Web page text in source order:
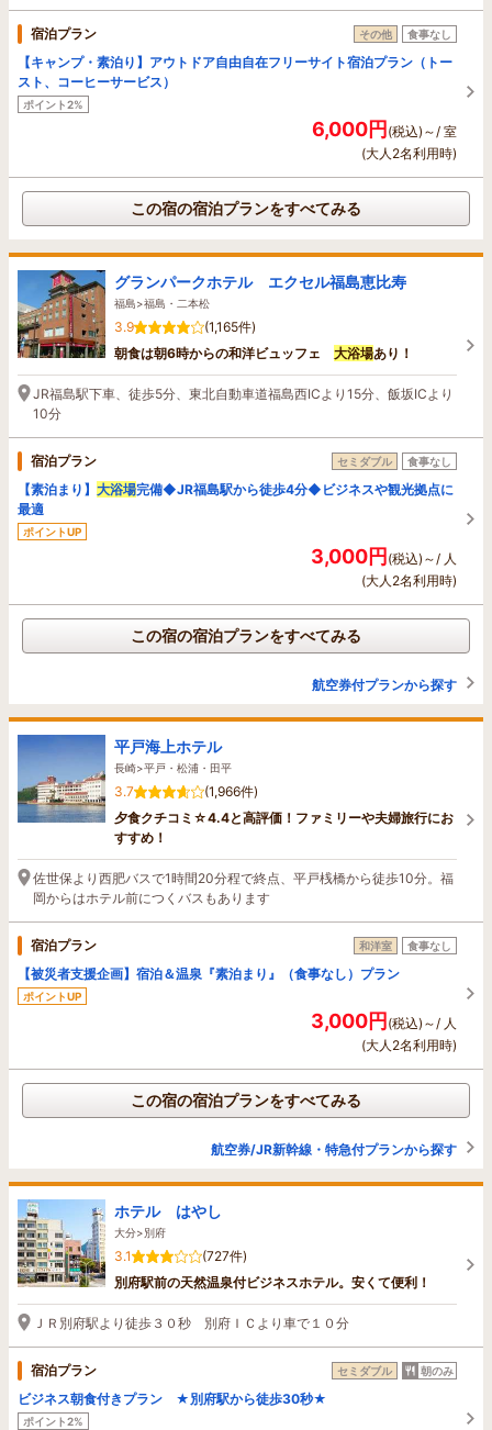
宿泊プラン その他 食事なし
【キャンプ・素泊り】アウトドア自由自在フリーサイト宿泊プラン（トー
スト、コーヒーサービス）
ポイント2%
6,000円(税込)～/ 室
(大人2名利用時)
この宿の宿泊プランをすべてみる
グランパークホテル エクセル福島恵比寿
福島>福島・二本松
3.9
(1,165件)
朝食は朝6時からの和洋ビュッフェ 大浴場あり！
JR福島駅下車、徒歩5分、東北自動車道福島西ICより15分、飯坂ICより
10分
宿泊プラン セミダブル 食事なし
【素泊まり】 大浴場完備◆JR福島駅から徒歩4分◆ビジネスや観光拠点に
最適
ポイントUP
3,000円(税込)～/ 人
(大人2名利用時)
この宿の宿泊プランをすべてみる
航空券付プランから探す
平戸海上ホテル
長崎>平戸・松浦・田平
3.7
(1,966件)
夕食クチコミ☆4.4と高評価！ファミリーや夫婦旅行にお
すすめ！
佐世保より西肥バスで1時間20分程で終点、平戸桟橋から徒歩10分。福
岡からはホテル前につくバスもあります
宿泊プラン 和洋室 食事なし
【被災者支援企画】宿泊＆温泉『素泊まり』（食事なし）プラン
ポイントUP
3,000円(税込)～/ 人
(大人2名利用時)
この宿の宿泊プランをすべてみる
航空券/JR新幹線・特急付プランから探す
ホテル はやし
大分>別府
3.1
(727件)
別府駅前の天然温泉付ビジネスホテル。安くて便利！
ＪＲ別府駅より徒歩３０秒 別府ＩＣより車で１０分
宿泊プラン セミダブル 朝のみ
ビジネス朝食付きプラン ★別府駅から徒歩30秒★
ポイント2%